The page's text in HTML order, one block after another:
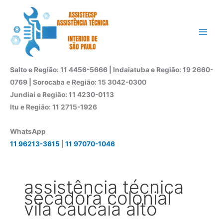
conteúdo
Salto e Região: 11 4456-5666 | Indaiatuba e Região: 19 2660-
0769 | Sorocaba e Região: 15 3042-0300
Jundiaí e Região: 11 4230-0113
Itu e Região: 11 2715-1926
WhatsApp
11 96213-3615
11 97070-1046
assistência técnica
secadora colonial
vila caucaia alto